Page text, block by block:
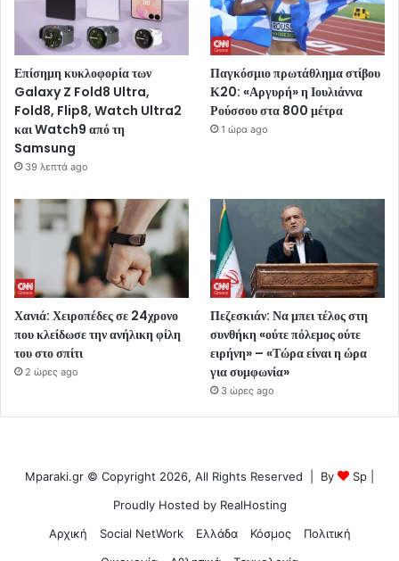
Επίσημη κυκλοφορία των
Galaxy Z Fold8 Ultra,
Fold8, Flip8, Watch Ultra2
και Watch9 από τη
Samsung
39 λεπτά ago
Παγκόσμιο πρωτάθλημα στίβου
Κ20: «Αργυρή» η Ιουλιάννα
Ρούσσου στα 800 μέτρα
1 ώρα ago
Χανιά: Χειροπέδες σε 24χρονο
που κλείδωσε την ανήλικη φίλη
του στο σπίτι
2 ώρες ago
Πεζεσκιάν: Να μπει τέλος στη
συνθήκη «ούτε πόλεμος ούτε
ειρήνη» – «Τώρα είναι η ώρα
για συμφωνία»
3 ώρες ago
Mparaki.gr © Copyright 2026, All Rights Reserved | By Sp
Proudly Hosted by RealHosting
Αρχική
Social NetWork Ελλάδα Κόσμος
Πολιτική